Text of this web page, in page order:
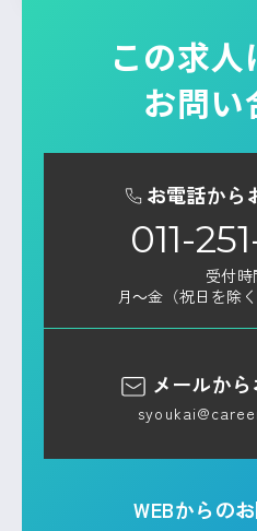
この求人
お問い
お電話から
011-
受付時
月～金（祝日を除
メールか
WEBからの